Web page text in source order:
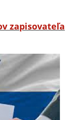
zapisovateľa